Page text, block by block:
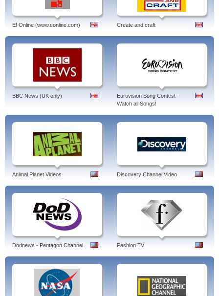
E! Online (www.eonline.com) Create and craft
BBC News (UK only)
Eurovision Song Contest -
Watch all Songs!
Animal Planet Videos Discovery Channel Video
Dodnews - Pentagon Channel Fashion TV